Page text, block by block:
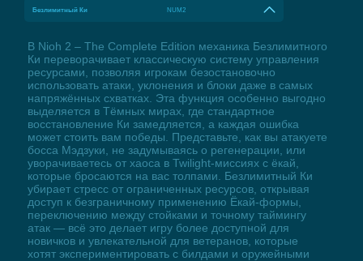
Безлимитный Ки NUM2
В Nioh 2 – The Complete Edition механика Безлимитного
Ки переворачивает классическую систему управления
ресурсами, позволяя игрокам безостановочно
использовать атаки, уклонения и блоки даже в самых
напряжённых схватках. Эта функция особенно выгодно
выделяется в Тёмных мирах, где стандартное
восстановление Ки замедляется, а каждая ошибка
может стоить вам победы. Представьте, как вы атакуете
босса Мэдзуки, не задумываясь о регенерации, или
уворачиваетесь от хаоса в Twilight-миссиях с ёкай,
которые бросаются на вас толпами. Безлимитный Ки
убирает стресс от ограниченных ресурсов, открывая
доступ к безграничному применению Ёкай-формы,
переключению между стойками и точному таймингу
атак — всё это делает игру более доступной для
новичков и увлекательной для ветеранов, которые
хотят экспериментировать с билдами и оружейными